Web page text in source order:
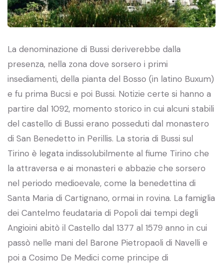
La denominazione di Bussi deriverebbe dalla
presenza, nella zona dove sorsero i primi
insediamenti, della pianta del Bosso (in latino Buxum)
e fu prima Bucsi e poi Bussi. Notizie certe si hanno a
partire dal 1092, momento storico in cui alcuni stabili
del castello di Bussi erano posseduti dal monastero
di San Benedetto in Perillis. La storia di Bussi sul
Tirino è legata indissolubilmente al fiume Tirino che
la attraversa e ai monasteri e abbazie che sorsero
nel periodo medioevale, come la benedettina di
Santa Maria di Cartignano, ormai in rovina. La famiglia
dei Cantelmo feudataria di Popoli dai tempi degli
Angioini abitò il Castello dal 1377 al 1579 anno in cui
passò nelle mani del Barone Pietropaoli di Navelli e
poi a Cosimo De Medici come principe di